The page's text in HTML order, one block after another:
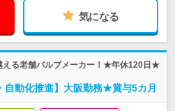
気になる
える老舗バルブメーカー！★年休120日★
自動化推進】大阪勤務★賞与5カ月